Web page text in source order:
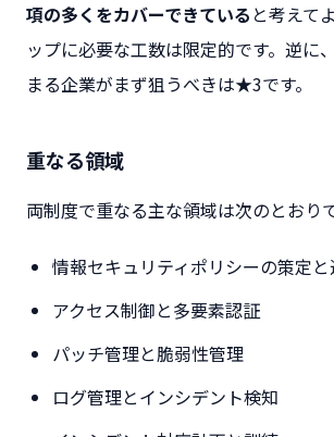
項の多くをカバーできている と考えて
ップに必要な工数は限定的です。逆に
まる企業がまず狙うべきは★3です。
重なる領域
両制度で重なる主な領域は次のとおりで
情報セキュリティポリシーの策定と
アクセス制御と多要素認証
パッチ管理と脆弱性管理
ログ管理とインシデント検知